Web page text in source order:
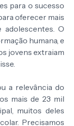
para o sucesso
oferecer mais
adolescentes. O
humana, e
jovens extraiam
a relevância do
mais de 23 mil
muitos deles
Precisamos